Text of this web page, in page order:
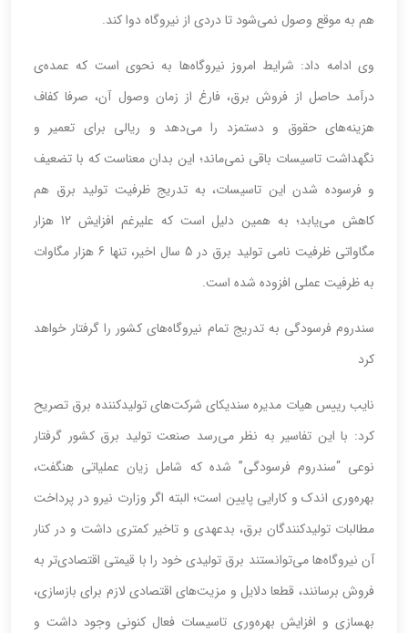
هم به موقع وصول نمی‌شود تا دردی از نیروگاه دوا کند.
وی ادامه داد: شرایط امروز نیروگاه‌ها به نحوی است که عمده‌ی
درآمد حاصل از فروش برق، فارغ از زمان وصول آن، صرفا کفاف
هزینه‌های حقوق و دستمزد را می‌دهد و ریالی برای تعمیر و
نگهداشت تاسیسات باقی نمی‌ماند؛ این بدان معناست که با تضعیف
و فرسوده شدن این تاسیسات، به تدریج ظرفیت تولید برق هم
کاهش می‌یابد؛ به همین دلیل است که علیرغم افزایش 12 هزار
مگاواتی ظرفیت نامی تولید برق در 5 سال اخیر، تنها 6 هزار مگاوات
به ظرفیت عملی افزوده شده است.
سندروم فرسودگی به تدریج تمام نیروگاه‌های کشور را گرفتار خواهد
کرد
نایب رییس هیات مدیره سندیکای شرکت‌های تولیدکننده برق تصریح
کرد: با این تفاسیر به نظر می‌رسد صنعت تولید برق کشور گرفتار
نوعی “سندروم فرسودگی” شده که شامل زیان عملیاتی هنگفت،
بهره‌وری اندک و کارایی پایین است؛ البته اگر وزارت نیرو در پرداخت
مطالبات تولیدکنندگان برق، بدعهدی و تاخیر کمتری داشت و در کنار
آن نیروگاه‌ها می‌توانستند برق تولیدی خود را با قیمتی اقتصادی‌تر به
فروش برسانند، قطعا دلایل و مزیت‌های اقتصادی لازم برای بازسازی،
بهسازی و افزایش بهره‌وری تاسیسات فعال کنونی وجود داشت و